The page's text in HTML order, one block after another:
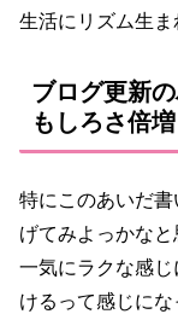
生活にリズム生ま
ブログ更新
もしろさ倍増
特にこのあいだ
げてみよっかなと
一気にラクな感
けるって感じにな